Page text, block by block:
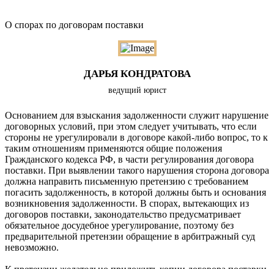
О спорах по договорам поставки
ДАРЬЯ КОНДРАТОВА
ведущий юрист
Основанием для взыскания задолженности служит нарушение
договорных условий, при этом следует учитывать, что если
стороны не урегулировали в договоре какой-либо вопрос, то к
таким отношениям применяются общие положения
Гражданского кодекса РФ, в части регулирования договора
поставки. При выявлении такого нарушения сторона договора
должна направить письменную претензию с требованием
погасить задолженность, в которой должны быть и основания
возникновения задолженности. В спорах, вытекающих из
договоров поставки, законодательство предусматривает
обязательное досудебное урегулирование, поэтому без
предварительной претензии обращение в арбитражный суд
невозможно.